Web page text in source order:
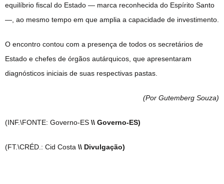
equilíbrio fiscal do Estado — marca reconhecida do Espírito Santo
—, ao mesmo tempo em que amplia a capacidade de investimento.
O encontro contou com a presença de todos os secretários de
Estado e chefes de órgãos autárquicos, que apresentaram
diagnósticos iniciais de suas respectivas pastas.
(Por Gutemberg Souza)
(INF.\FONTE: Governo-ES \\ Governo-ES)
(FT.\CRÉD.: Cid Costa \\ Divulgação)